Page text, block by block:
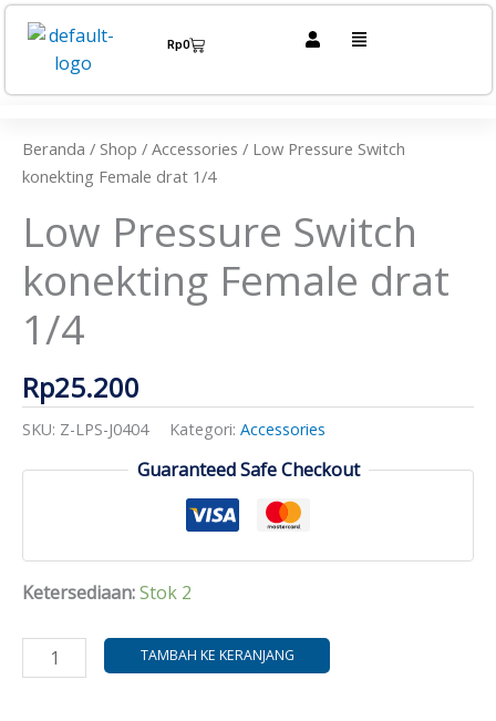
Lewati
konten
Rp0Cart Menu
Beranda / Shop / Accessories / Low Pressure Switch
konekting Female drat 1/4
Low Pressure Switch
konekting Female drat
1/4
Rp25.200
SKU: Z-LPS-J0404 Kategori: Accessories
Guaranteed Safe Checkout
Ketersediaan:Stok 2
Pressure
Switch
konekting
Female
drat
1/4
TAMBAH KE KERANJANG